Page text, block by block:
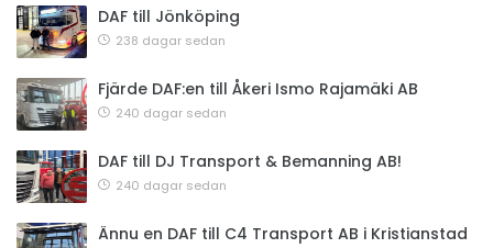
DAF till Jönköping
238 dagar sedan
Fjärde DAF:en till Åkeri Ismo Rajamäki AB
240 dagar sedan
DAF till DJ Transport & Bemanning AB!
240 dagar sedan
Ännu en DAF till C4 Transport AB i Kristianstad